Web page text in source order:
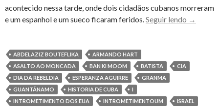
acontecido nessa tarde, onde dois cidadãos cubanos morreram
e um espanhol e um sueco ficaram feridos.Seguir lendo Granma
Angel
→
ABDELAZIZ BOUTEFLIKA
ARMANDO HART
ASALTO AO MONCADA
BAN KI MOOM BATISTA
CIA
DIA DA REBELDIA
ESPERANZA AGUIRRE
GRANMA
GUANTÁNAMO
HISTORIA DE CUBA
I
INTROMETIMENTO DOS EUA
INTROMETIMENTOUM
ISRAEL